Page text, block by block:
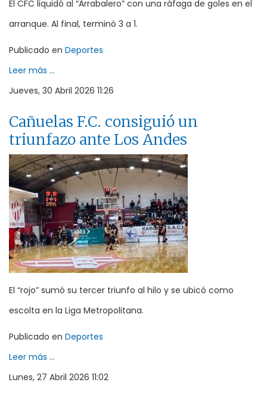
El CFC liquidó al “Arrabalero” con una ráfaga de goles en el
arranque. Al final, terminó 3 a 1.
Publicado en Deportes
Leer más ...
Jueves, 30 Abril 2026 11:26
Cañuelas F.C. consiguió un
triunfazo ante Los Andes
El “rojo” sumó su tercer triunfo al hilo y se ubicó como
escolta en la Liga Metropolitana.
Publicado en Deportes
Leer más ...
Lunes, 27 Abril 2026 11:02